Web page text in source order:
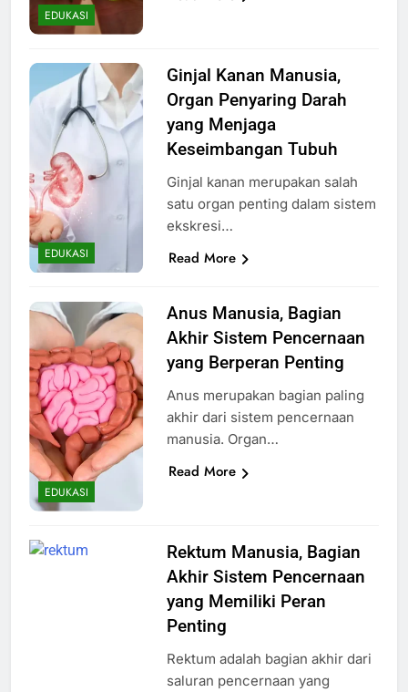
EDUKASI
EDUKASI
Ginjal Kanan Manusia,
Organ Penyaring Darah
yang Menjaga
Keseimbangan Tubuh
Ginjal kanan merupakan salah
satu organ penting dalam sistem
ekskresi…
Read More
EDUKASI
Anus Manusia, Bagian
Akhir Sistem Pencernaan
yang Berperan Penting
Anus merupakan bagian paling
akhir dari sistem pencernaan
manusia. Organ…
Read More
Rektum Manusia, Bagian
Akhir Sistem Pencernaan
yang Memiliki Peran
Penting
Rektum adalah bagian akhir dari
saluran pencernaan yang